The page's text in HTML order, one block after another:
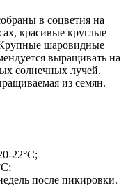
в соцветия на
красивые круглые
шаровидные
выращивать на
солнечных лучей.
из семян.
22°С;
после пикировки.